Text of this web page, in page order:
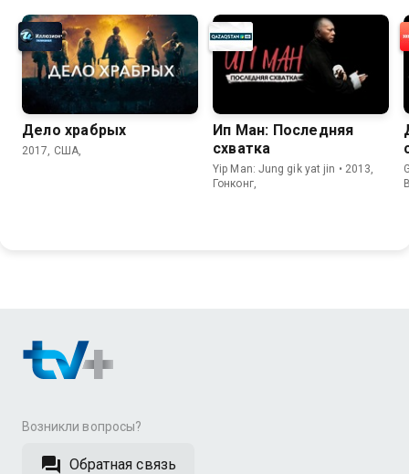
Дело храбрых
2017, США,
Ип Ман: Последняя
схватка
Yip Man: Jung gik yat jin • 2013,
Гонконг,
Возникли вопросы?
Обратная связь